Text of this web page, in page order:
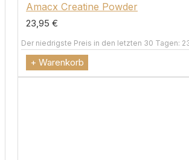
Amacx Creatine Powder
23,95 €
Der niedrigste Preis in den letzten 30 Tagen:
+ Warenkorb